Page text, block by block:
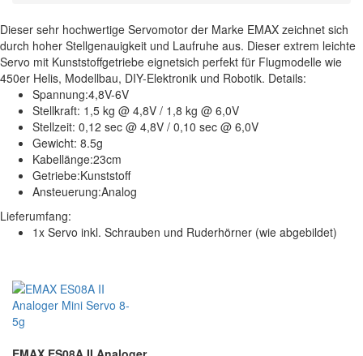
Dieser sehr hochwertige Servomotor der Marke EMAX zeichnet sich
durch hoher Stellgenauigkeit und Laufruhe aus. Dieser extrem leichte
Servo mit Kunststoffgetriebe eignetsich perfekt für Flugmodelle wie
450er Helis, Modellbau, DIY-Elektronik und Robotik. Details:
Spannung:4,8V-6V
Stellkraft: 1,5 kg @ 4,8V / 1,8 kg @ 6,0V
Stellzeit: 0,12 sec @ 4,8V / 0,10 sec @ 6,0V
Gewicht: 8.5g
Kabellänge:23cm
Getriebe:Kunststoff
Ansteuerung:Analog
Lieferumfang:
1x Servo inkl. Schrauben und Ruderhörner (wie abgebildet)